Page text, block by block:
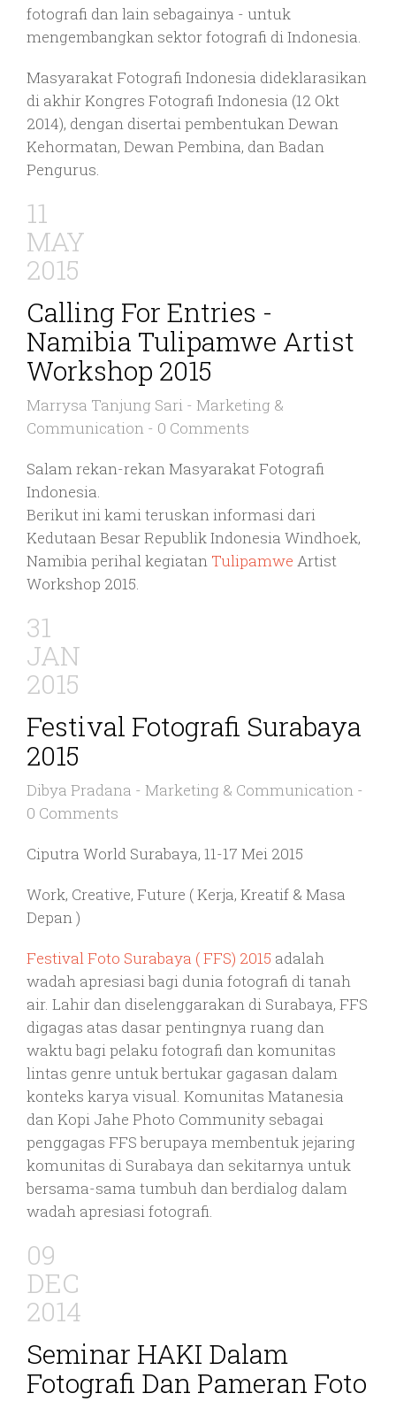
fotografi dan lain sebagainya - untuk
mengembangkan sektor fotografi di Indonesia.
Masyarakat Fotografi Indonesia dideklarasikan
di akhir Kongres Fotografi Indonesia (12 Okt
2014), dengan disertai pembentukan Dewan
Kehormatan, Dewan Pembina, dan Badan
Pengurus.
11
MAY
2015
Calling For Entries -
Namibia Tulipamwe Artist
Workshop 2015
Marrysa Tanjung Sari - Marketing &
Communication - 0 Comments
Salam rekan-rekan Masyarakat Fotografi
Indonesia.
Berikut ini kami teruskan informasi dari
Kedutaan Besar Republik Indonesia Windhoek,
Namibia perihal kegiatan Tulipamwe Artist
Workshop 2015.
31
JAN
2015
Festival Fotografi Surabaya
2015
Dibya Pradana - Marketing & Communication -
0 Comments
Ciputra World Surabaya, 11-17 Mei 2015
Work, Creative, Future ( Kerja, Kreatif & Masa
Depan )
Festival Foto Surabaya ( FFS) 2015 adalah
wadah apresiasi bagi dunia fotografi di tanah
air. Lahir dan diselenggarakan di Surabaya, FFS
digagas atas dasar pentingnya ruang dan
waktu bagi pelaku fotografi dan komunitas
lintas genre untuk bertukar gagasan dalam
konteks karya visual. Komunitas Matanesia
dan Kopi Jahe Photo Community sebagai
penggagas FFS berupaya membentuk jejaring
komunitas di Surabaya dan sekitarnya untuk
bersama-sama tumbuh dan berdialog dalam
wadah apresiasi fotografi.
09
DEC
2014
Seminar HAKI Dalam
Fotografi Dan Pameran Foto